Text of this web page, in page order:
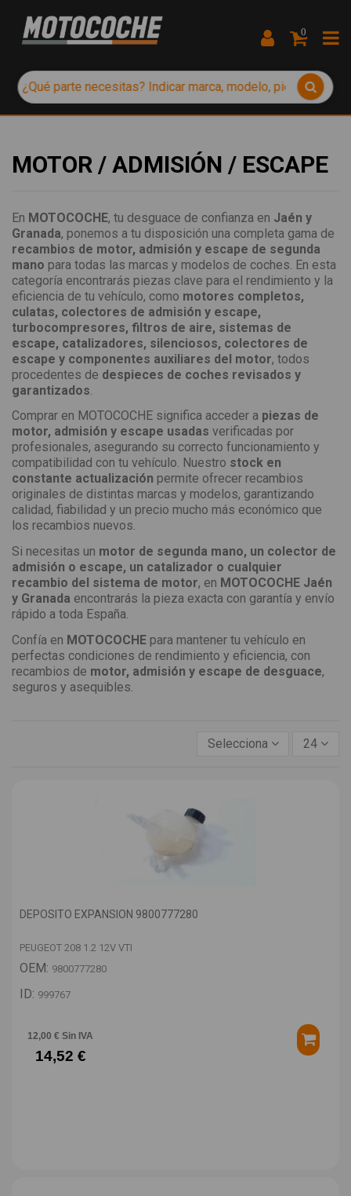
0
MOTOR / ADMISIÓN / ESCAPE
En MOTOCOCHE, tu desguace de confianza en Jaén y
Granada, ponemos a tu disposición una completa gama de
recambios de motor, admisión y escape de segunda
mano para todas las marcas y modelos de coches. En esta
categoría encontrarás piezas clave para el rendimiento y la
eficiencia de tu vehículo, como motores completos,
culatas, colectores de admisión y escape,
turbocompresores, filtros de aire, sistemas de
escape, catalizadores, silenciosos, colectores de
escape y componentes auxiliares del motor, todos
procedentes de despieces de coches revisados y
garantizados
Comprar en MOTOCOCHE significa acceder a piezas de
motor, admisión y escape usadas verificadas por
profesionales, asegurando su correcto funcionamiento y
compatibilidad con tu vehículo. Nuestro stock en
constante actualización permite ofrecer recambios
originales de distintas marcas y modelos, garantizando
calidad, fiabilidad y un precio mucho más económico que
los recambios nuevos.
Si necesitas un motor de segunda mano, un colector de
admisión o escape, un catalizador o cualquier
recambio del sistema de motor, en MOTOCOCHE Jaén
y Granada encontrarás la pieza exacta con garantía y envío
rápido a toda España.
Confía en MOTOCOCHE para mantener tu vehículo en
perfectas condiciones de rendimiento y eficiencia, con
recambios de motor, admisión y escape de desguace,
seguros y asequibles.
Selecciona 24
DEPOSITO EXPANSION 9800777280
PEUGEOT 208 1.2 12V VTI
OEM: 9800777280
ID: 999767
12,00 € Sin IVA
14,52 €